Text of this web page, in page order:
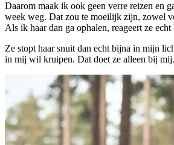
Daarom maak ik ook geen verre reizen en
week weg. Dat zou te moeilijk zijn, zowel
Als ik haar dan ga ophalen, reageert ze echt
Ze stopt haar snuit dan echt bijna in mijn
in mij wil kruipen. Dat doet ze alleen bij